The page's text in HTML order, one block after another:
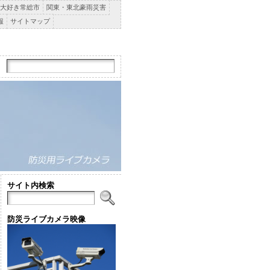
大好き常総市
関東・東北豪雨災害
サイトマップ
サイト内検索
防災ライブカメラ映像